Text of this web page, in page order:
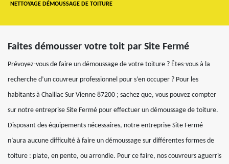
NETTOYAGE DÉMOUSSAGE DE TOITURE
Faites démousser votre toit par Site Fermé
Prévoyez-vous de faire un démoussage de votre toiture ? Êtes-vous à la
recherche d’un couvreur professionnel pour s’en occuper ? Pour les
habitants à Chaillac Sur Vienne 87200 ; sachez que, vous pouvez compter
sur notre entreprise Site Fermé pour effectuer un démoussage de toiture.
Disposant des équipements nécessaires, notre entreprise Site Fermé
n’aura aucune difficulté à faire un démoussage sur différentes formes de
toiture : plate, en pente, ou arrondie. Pour ce faire, nos couvreurs aguerris